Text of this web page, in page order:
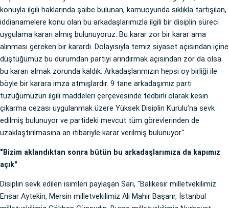
konuyla ilgili haklarında şaibe bulunan, kamuoyunda sıklıkla tartışılan,
iddianamelere konu olan bu arkadaşlarımızla ilgili bir disiplin süreci
uygulama kararı almış bulunuyoruz. Bu karar zor bir karar ama
alınması gereken bir karardı. Dolayısıyla temiz siyaset açısından içine
düştüğümüz bu durumdan partiyi arındırmak açısından zor da olsa
bu kararı almak zorunda kaldık. Arkadaşlarımızın hepsi oy birliği ile
böyle bir karara imza atmışlardır. 9 tane arkadaşımız parti
tüzüğümüzün ilgili maddeleri çerçevesinde tedbirli olarak kesin
çıkarma cezası uygulanmak üzere Yüksek Disiplin Kurulu’na sevk
edilmiş bulunuyor ve partideki mevcut tüm görevlerinden de
uzaklaştırılmasına an itibariyle karar verilmiş bulunuyor."
"Bizim aklandıktan sonra bütün bu arkadaşlarımıza da kapımız
açık"
Disiplin sevk edilen isimleri paylaşan Sarı, "Balıkesir milletvekilimiz
Ensar Aytekin, Mersin milletvekilimiz Ali Mahir Başarır, İstanbul